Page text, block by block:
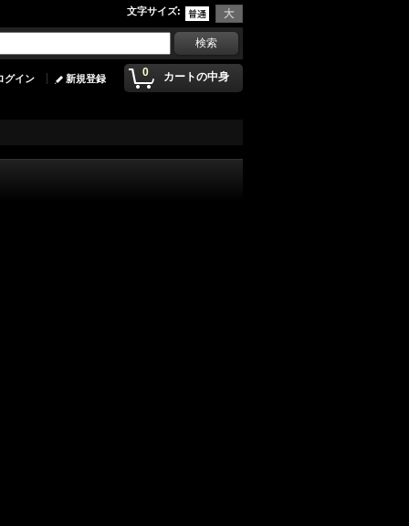
文字サイズ:
0 カートの中身
グイン 新規登録